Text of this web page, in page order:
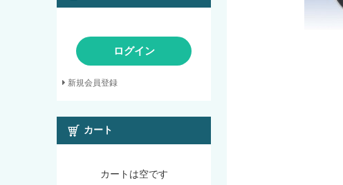
ログイン
新規会員登録
カート
カートは空です